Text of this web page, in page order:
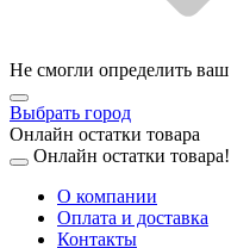
Не смогли определить
Выбрать город
Онлайн остатки товара
Онлайн остатки товара!
О компании
Оплата и доставка
Контакты